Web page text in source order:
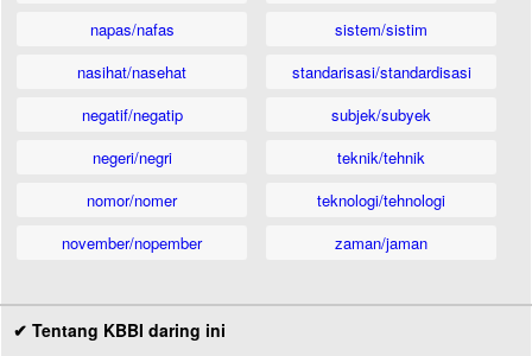
napas/nafas
nasihat/nasehat
negatif/negatip
negeri/negri
nomor/nomer
november/nopember
sistem/sistim
standarisasi/standardisasi
subjek/subyek
teknik/tehnik
teknologi/tehnologi
zaman/jaman
✔ Tentang KBBI daring ini